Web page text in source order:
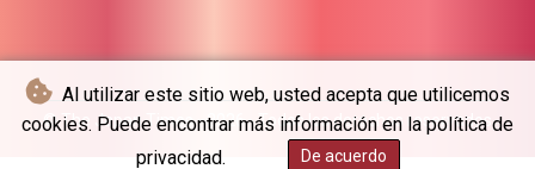
Al utilizar este sitio web, usted acepta que utilicemos
cookies. Puede encontrar más información en la política de
privacidad.
De acuerdo
© The Japan Times - 2026 - Todos los derechos reservados